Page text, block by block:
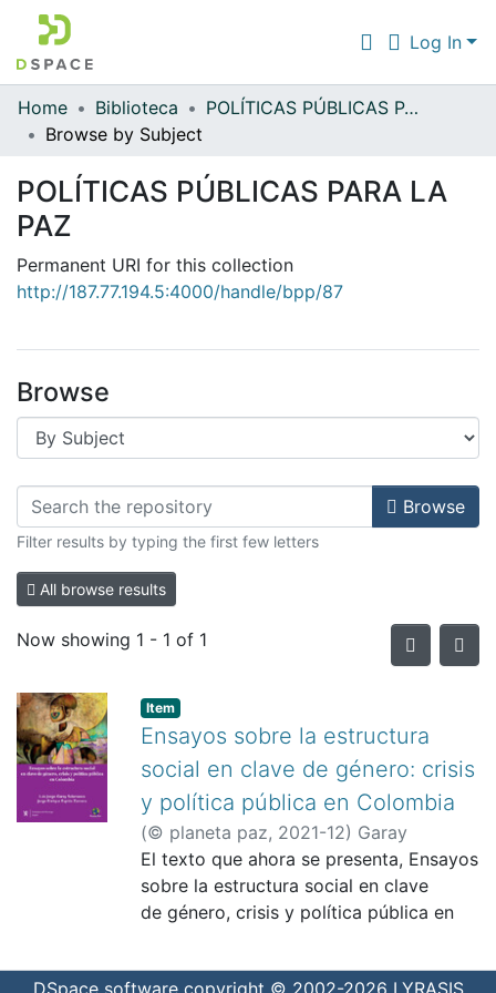
Log In
Communities & Collections
All of DSpace
Home Biblioteca
POLÍTICAS PÚBLICAS PARA LA PAZ
Browse by Subject
POLÍTICAS PÚBLICAS PARA LA
PAZ
Permanent URI for this collection
http://187.77.194.5:4000/handle/bpp/87
Browse
Browse
Filter results by typing the first few letters
All browse results
Now showing 1 - 1 of 1
Item
Ensayos sobre la estructura
social en clave de género: crisis
y política pública en Colombia
(© planeta paz, 2021-12) Garay
Salamanca, Luis Jorge;Ramirez Gómez,
Clara, pról.;Espitia Zamora, Jorge
Enrique
El texto que ahora se presenta, Ensayos
sobre la estructura social en clave
de género, crisis y política pública en
contribuir a los diálogos y debates
DSpace softwarecopyright © 2002-2026 LYRASIS